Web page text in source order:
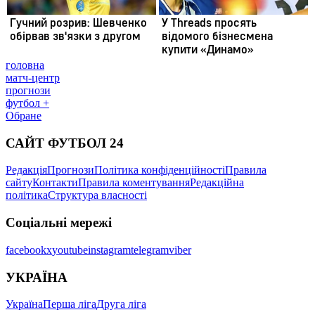
головна
матч-центр
прогнози
футбол +
Обране
САЙТ ФУТБОЛ 24
РедакціяПрогнозиПолітика конфіденційностіПравила
сайтуКонтактиПравила коментуванняРедакційна
політикаСтруктура власності
Соціальні мережі
facebookxyoutubeinstagramtelegramviber
УКРАЇНА
УкраїнаПерша лігаДруга ліга